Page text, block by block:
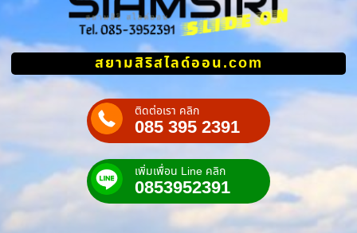
สยามสิริสไลด์ออน.com
ติดต่อเรา คลิก
085 395 2391
เพิ่มเพื่อน Line คลิก
0853952391